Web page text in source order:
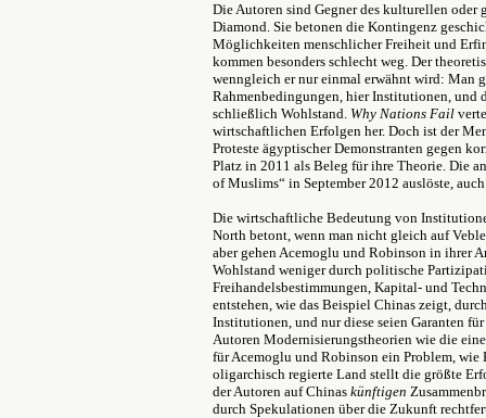
Die Autoren sind Gegner des kulturellen oder
Diamond. Sie betonen die Kontingenz
Möglichkeiten menschlicher Freiheit und
kommen besonders schlecht weg. Der
wenngleich er nur einmal erwähnt wird: Man
Rahmenbedingungen, hier Institutionen, und
schließlich Wohlstand. Why Nations Fail
wirtschaftlichen Erfolgen her. Doch ist der
Proteste ägyptischer Demonstranten gegen
Platz in 2011 als Beleg für ihre Theorie. Die
of Muslims“ in September 2012 auslöste,
Die wirtschaftliche Bedeutung von
North betont, wenn man nicht gleich auf
aber gehen Acemoglu und Robinson in ihrer
Wohlstand weniger durch politische
Freihandelsbestimmungen, Kapital- und
entstehen, wie das Beispiel Chinas zeigt,
Institutionen, und nur diese seien Garanten
Autoren Modernisierungstheorien wie die
für Acemoglu und Robinson ein Problem, wie
oligarchisch regierte Land stellt die größte
der Autoren auf Chinas künftigen
durch Spekulationen über die Zukunft